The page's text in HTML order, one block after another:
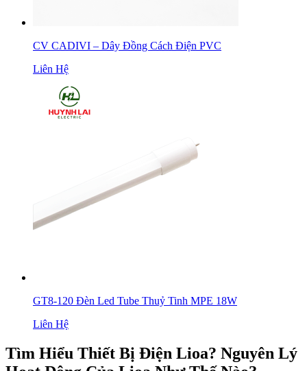
CV CADIVI – Dây Đồng Cách Điện PVC
Liên Hệ
GT8-120 Đèn Led Tube Thuỷ Tinh MPE 18W
Liên Hệ
Tìm Hiểu Thiết Bị Điện Lioa? Nguyên Lý